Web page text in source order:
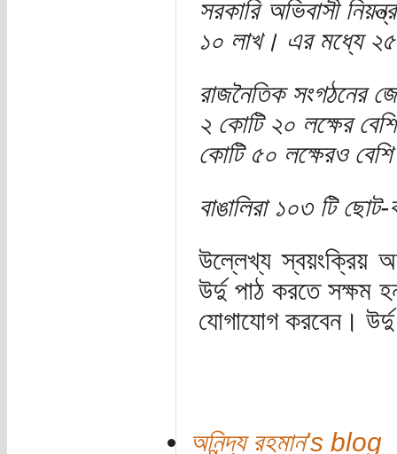
সরকারি অভিবাসী
১০ লাখ। এর মধ্যে ২৫
রাজনৈতিক সংগঠনের
২ কোটি ২০ লক্ষের
কোটি ৫০ লক্ষেরও
বাঙালিরা ১০৩ টি
উল্লেখ্য স্বয়ংক্রিয়
উর্দু পাঠ করতে সক্ষম
যোগাযোগ করবেন। উর্দু
অনিন্দ্য রহমান's blog